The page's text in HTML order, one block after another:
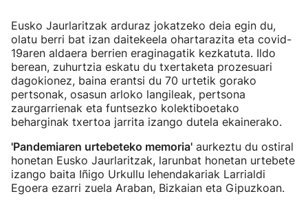
Eusko Jaurlaritzak arduraz jokatzeko deia egin du,
olatu berri bat izan daitekeela ohartarazita eta covid-
19aren aldaera berrien eraginagatik kezkatuta. Ildo
berean, zuhurtzia eskatu du txertaketa prozesuari
dagokionez, baina erantsi du 70 urtetik gorako
pertsonak, osasun arloko langileak, pertsona
zaurgarrienak eta funtsezko kolektiboetako
beharginak txertoa jarrita izango dutela ekainerako.
'Pandemiaren urtebeteko memoria' aurkeztu du ostiral
honetan Eusko Jaurlaritzak, larunbat honetan urtebete
izango baita Iñigo Urkullu lehendakariak Larrialdi
Egoera ezarri zuela Araban, Bizkaian eta Gipuzkoan.